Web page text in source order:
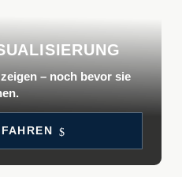
– noch bevor sie